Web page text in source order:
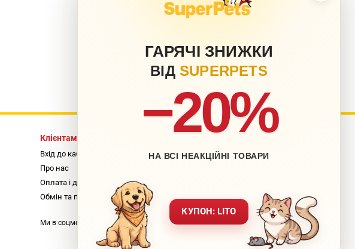
ГАРЯЧІ ЗНИЖКИ
ВІД SUPERPETS
−20%
НА ВСІ НЕАКЦІЙНІ ТОВАРИ
КУПОН: LITO
Клієнтам
Вхід до кабінету
Про нас
Оплата і доставка
Обмін та повернення
Блог
Звернення до директора
Ми в соцмережах